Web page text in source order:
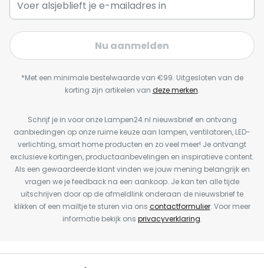
Nu aanmelden
*Met een minimale bestelwaarde van €99. Uitgesloten van de
korting zijn artikelen van deze merken.
Schrijf je in voor onze Lampen24.nl nieuwsbrief en ontvang
aanbiedingen op onze ruime keuze aan lampen, ventilatoren, LED-
verlichting, smart home producten en zo veel meer! Je ontvangt
exclusieve kortingen, productaanbevelingen en inspiratieve content.
Als een gewaardeerde klant vinden we jouw mening belangrijk en
vragen we je feedback na een aankoop. Je kan ten alle tijde
uitschrijven door op de afmeldlink onderaan de nieuwsbrief te
klikken of een mailtje te sturen via ons contactformulier. Voor meer
informatie bekijk ons privacyverklaring.